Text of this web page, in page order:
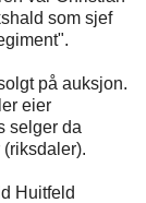
som sjef
på auksjon.
eier
selger da
Huitfeld